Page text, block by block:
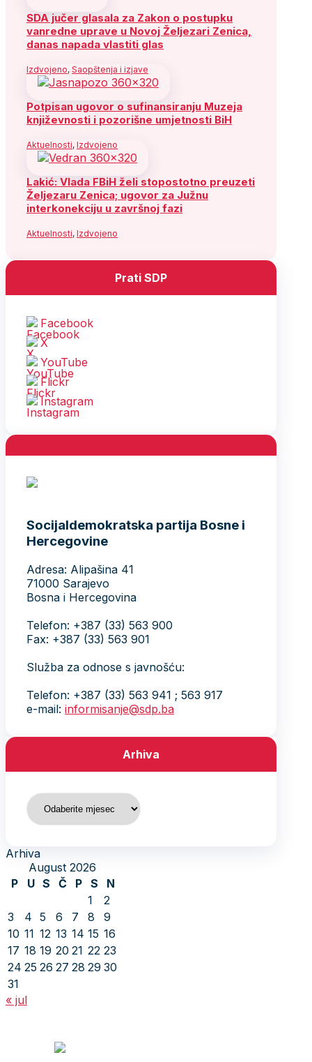
SDA jučer glasala za Zakon o postupku
vanredne uprave u Novoj Željezari Zenica,
danas napada vlastiti glas
Izdvojeno, Saopštenja i izjave
Potpisan ugovor o sufinansiranju Muzeja
književnosti i pozorišne umjetnosti BiH
Aktuelnosti, Izdvojeno
Lakić: Vlada FBiH želi stopostotno preuzeti
Željezaru Zenica; ugovor za Južnu
interkonekciju u završnoj fazi
Aktuelnosti, Izdvojeno
Prati SDP
Facebook
X
YouTube
Flickr
Instagram
Socijaldemokratska partija Bosne i
Hercegovine
Adresa: Alipašina 41
71000 Sarajevo
Bosna i Hercegovina
Telefon: +387 (33) 563 900
Fax: +387 (33) 563 901
Služba za odnose s javnošću:
Telefon: +387 (33) 563 941 ; 563 917
e-mail: informisanje@sdp.ba
Arhiva
Arhiva
Arhiva
August 2026
P
U S Č P S
N
1
2
3
4 5 6 7 8
9
10 11 12 13 14 15 16
17 18 19 20 21 22 23
24 25 26 27 28 29 30
31
« jul